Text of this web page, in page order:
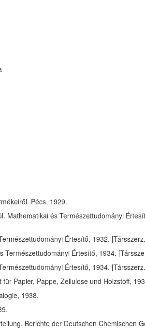
Pécs, 1929.
Mathematikai és Természettudományi
Értesítő, 1932.
Értesítő, 1934.
Értesítő, 1934.
Papier, Pappe, Zellulose und Holzstoff,
1938.
Berichte der Deutschen Chemischen